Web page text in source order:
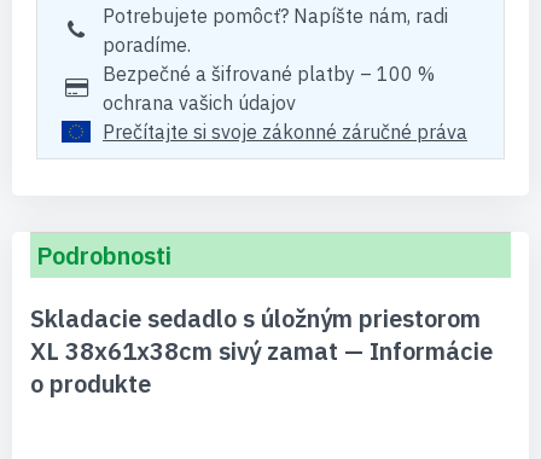
Potrebujete pomôcť? Napíšte nám, radi
poradíme.
Bezpečné a šifrované platby – 100 %
ochrana vašich údajov
Prečítajte si svoje zákonné záručné práva
Podrobnosti
Skladacie sedadlo s úložným priestorom
XL 38x61x38cm sivý zamat — Informácie
o produkte